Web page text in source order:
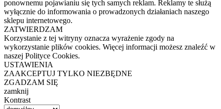
ponownemu pojawianiu się tych samych reklam. Reklamy te służą
wyłącznie do informowania o prowadzonych działaniach naszego
sklepu internetowego.
ZATWIERDZAM
Korzystanie z tej witryny oznacza wyrażenie zgody na
wykorzystanie plików cookies. Więcej informacji możesz znaleźć w
naszej Polityce Cookies.
USTAWIENIA
ZAAKCEPTUJ TYLKO NIEZBĘDNE
ZGADZAM SIĘ
zamknij
Kontrast